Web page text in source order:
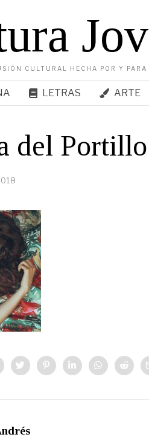
CULTURAL HECHA POR Y PARA
LETRAS ARTE
del Portillo